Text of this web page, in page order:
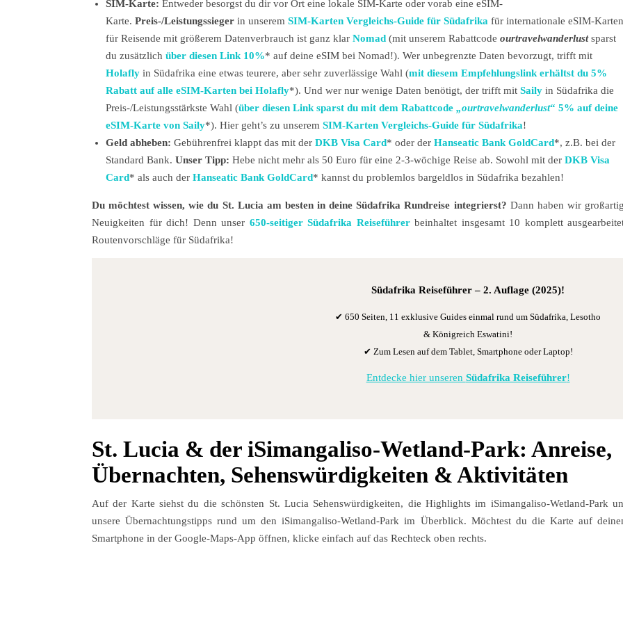
SIM-Karte: Entweder besorgst du dir vor Ort eine lokale SIM-Karte oder vorab eine eSIM-
Karte. Preis-/Leistungssieger in unserem SIM-Karten Vergleichs-Guide für Südafrika für internationale eSIM-Karten
für Reisende mit größerem Datenverbrauch ist ganz klar Nomad (mit unserem Rabattcode ourtravelwanderlust sparst
du zusätzlich über diesen Link 10%* auf deine eSIM bei Nomad!). Wer unbegrenzte Daten bevorzugt, trifft mit
Holafly in Südafrika eine etwas teurere, aber sehr zuverlässige Wahl (mit diesem Empfehlungslink erhältst du 5%
Rabatt auf alle eSIM-Karten bei Holafly*). Und wer nur wenige Daten benötigt, der trifft mit Saily in Südafrika die
Preis-/Leistungsstärkste Wahl (über diesen Link sparst du mit dem Rabattcode „ourtravelwanderlust“ 5% auf deine
eSIM-Karte von Saily*). Hier geht’s zu unserem SIM-Karten Vergleichs-Guide für Südafrika!
Geld abheben: Gebührenfrei klappt das mit der DKB Visa Card* oder der Hanseatic Bank GoldCard*, z.B. bei der
Standard Bank. Unser Tipp: Hebe nicht mehr als 50 Euro für eine 2-3-wöchige Reise ab. Sowohl mit der DKB Visa
Card* als auch der Hanseatic Bank GoldCard* kannst du problemlos bargeldlos in Südafrika bezahlen!
Du möchtest wissen, wie du St. Lucia am besten in deine Südafrika Rundreise integrierst? Dann haben wir
Neuigkeiten für dich! Denn unser 650-seitiger Südafrika Reiseführerbeinhaltet insgesamt 10 komplett
Routenvorschläge für Südafrika!
Südafrika Reiseführer– 2. Auflage (2025)!
✔ 650 Seiten, 11 exklusive Guides einmal rund um Südafrika, Lesotho
& Königreich Eswatini!
✔ Zum Lesen auf dem Tablet, Smartphone oder Laptop!
Entdecke hier unseren Südafrika Reiseführer!
St. Lucia & der iSimangaliso-Wetland-Park: Anreise,
Übernachten, Sehenswürdigkeiten & Aktivitäten
Auf der Karte siehst du die schönsten St. Lucia Sehenswürdigkeiten, die Highlights im iSimangaliso-Wetland-Park
unsere Übernachtungstipps rund um den iSimangaliso-Wetland-Park im Überblick. Möchtest du die Karte auf
Smartphone in der Google-Maps-App öffnen, klicke einfach auf das Rechteck oben rechts.